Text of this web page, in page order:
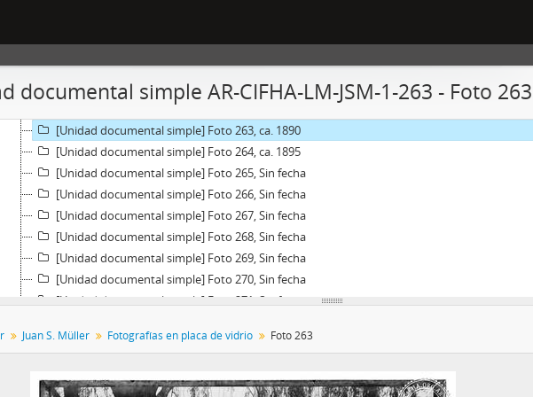
documental simple AR-CIFHA-LM-JSM-1-263 - Foto 263
[Unidad documental simple] Foto 259, Sin fecha
[Unidad documental simple] Foto 260, Sin fecha
[Unidad documental simple] Foto 261, Sin fecha
[Unidad documental simple] Foto 262, Sin fecha
[Unidad documental simple] Foto 263, ca. 1890
[Unidad documental simple] Foto 264, ca. 1895
[Unidad documental simple] Foto 265, Sin fecha
[Unidad documental simple] Foto 266, Sin fecha
[Unidad documental simple] Foto 267, Sin fecha
[Unidad documental simple] Foto 268, Sin fecha
[Unidad documental simple] Foto 269, Sin fecha
[Unidad documental simple] Foto 270, Sin fecha
[Unidad documental simple] Foto 271, Sin fecha
[Unidad documental simple] Foto 273, Sin fecha
[Unidad documental simple] Foto 275, Sin fecha
Juan S. Müller Fotografías en placa de vidrio Foto 263